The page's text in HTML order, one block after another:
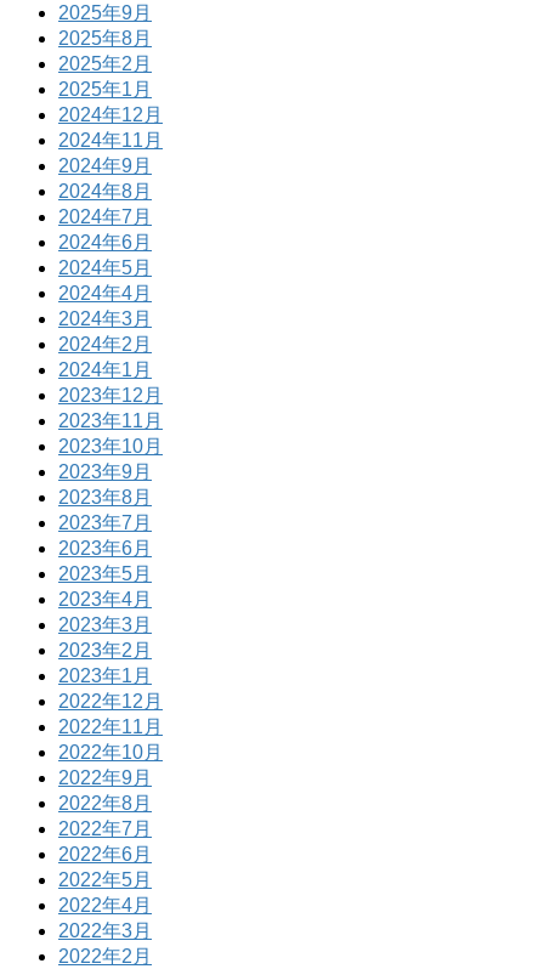
2025年9月
2025年8月
2025年2月
2025年1月
2024年12月
2024年11月
2024年9月
2024年8月
2024年7月
2024年6月
2024年5月
2024年4月
2024年3月
2024年2月
2024年1月
2023年12月
2023年11月
2023年10月
2023年9月
2023年8月
2023年7月
2023年6月
2023年5月
2023年4月
2023年3月
2023年2月
2023年1月
2022年12月
2022年11月
2022年10月
2022年9月
2022年8月
2022年7月
2022年6月
2022年5月
2022年4月
2022年3月
2022年2月